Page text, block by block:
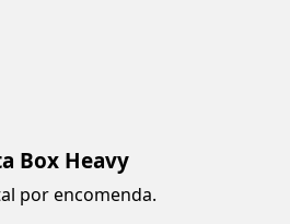
Box Heavy
por encomenda.